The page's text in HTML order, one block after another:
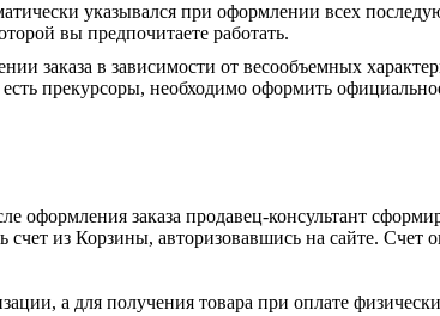
указывался при оформлении всех
вы предпочитаете работать.
заказа в зависимости от весообъемных
прекурсоры, необходимо оформить
заказа продавец-консультант
из Корзины, авторизовавшись на сайте. Счет
а для получения товара при оплате